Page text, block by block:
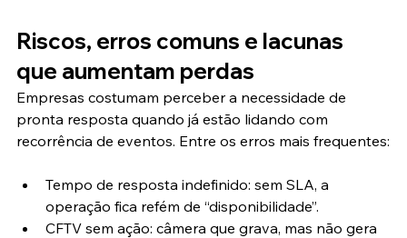
Riscos, erros comuns e lacunas
que aumentam perdas
Empresas costumam perceber a necessidade de
pronta resposta quando já estão lidando com
recorrência de eventos. Entre os erros mais frequentes:
Tempo de resposta indefinido: sem SLA, a
operação fica refém de “disponibilidade”.
CFTV sem ação: câmera que grava, mas não gera